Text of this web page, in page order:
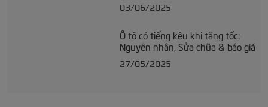
03/06/2025
Ô tô có tiếng kêu khi tăng tốc:
Nguyên nhân, Sửa chữa & báo giá
27/05/2025